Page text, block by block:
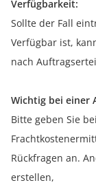
Verfügbarkeit:
Sollte der Fall
Verfügbar ist,
nach
Wichtig bei einer
Bitte geben Sie
Rückfragen an.
erstellen,